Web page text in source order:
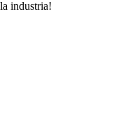
industria!